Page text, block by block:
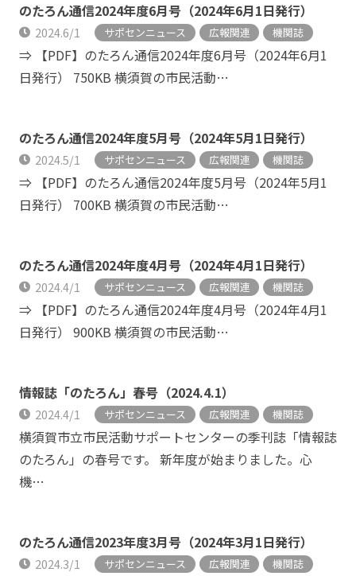
のたろん通信2024年度6月号（2024年6月1日発行）
2024.6/1 サポセンニュース 広報関連 機関誌
⇒ 【PDF】のたろん通信2024年度6月号（2024年6月1
日発行） 750KB 横須賀の市民活動…
のたろん通信2024年度5月号（2024年5月1日発行）
2024.5/1 サポセンニュース 広報関連 機関誌
⇒ 【PDF】のたろん通信2024年度5月号（2024年5月1
日発行） 700KB 横須賀の市民活動…
のたろん通信2024年度4月号（2024年4月1日発行）
2024.4/1 サポセンニュース 広報関連 機関誌
⇒ 【PDF】のたろん通信2024年度4月号（2024年4月1
日発行） 900KB 横須賀の市民活動…
情報誌「のたろん」春号（2024.4.1）
2024.4/1 サポセンニュース 広報関連 機関誌
横須賀市立市民活動サポートセンターの季刊誌「情報誌
のたろん」の春号です。 新年度が始まりました。心
機…
のたろん通信2023年度3月号（2024年3月1日発行）
2024.3/1 サポセンニュース 広報関連 機関誌